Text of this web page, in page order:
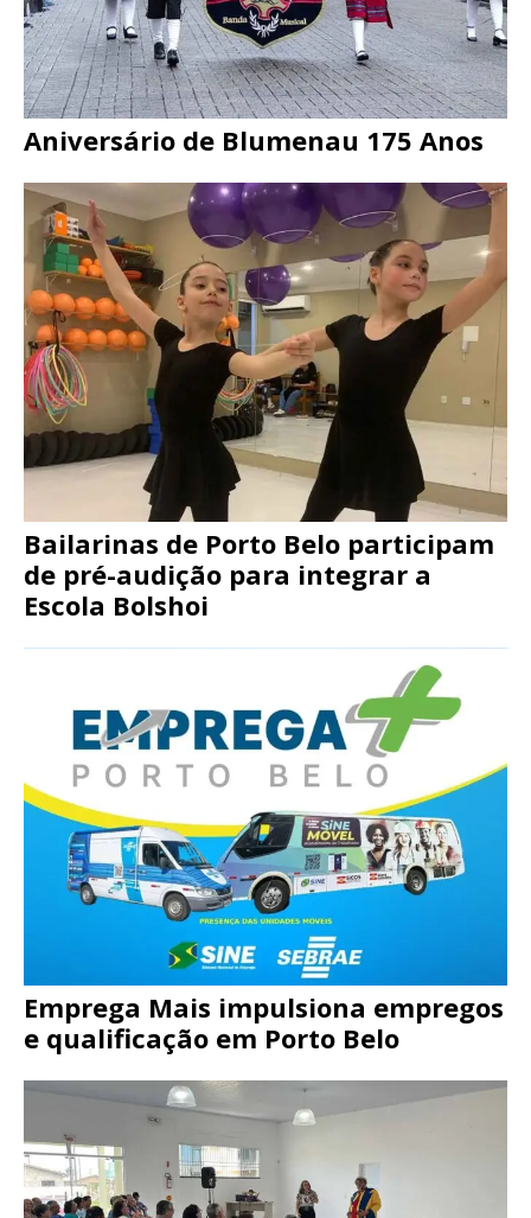
Aniversário de Blumenau 175 Anos
Bailarinas de Porto Belo participam
de pré-audição para integrar a
Escola Bolshoi
Emprega Mais impulsiona empregos
e qualificação em Porto Belo